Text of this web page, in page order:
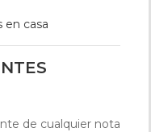
en casa
de cualquier nota